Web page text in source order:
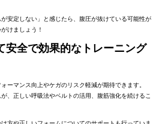
安定しない」と感じたら、腹圧が抜けている可能性が
けましょう！
安全で効果的なトレーニング
ーマンス向上やケガのリスク軽減が期待できます。
、正しい呼吸法やベルトの活用、腹筋強化を続けるこ